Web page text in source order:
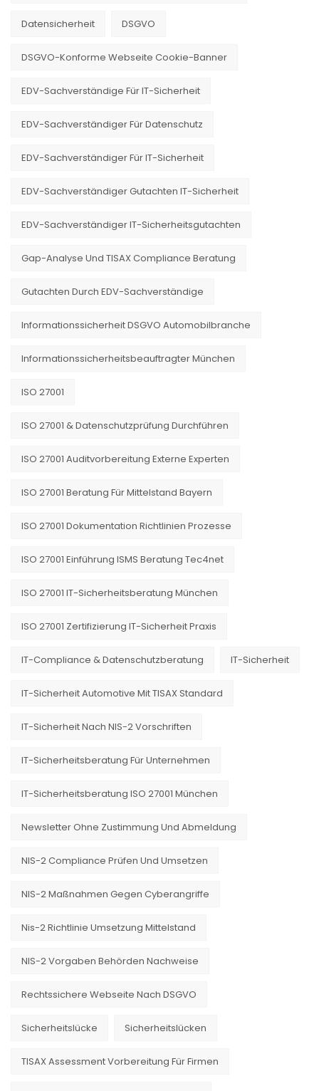
Datensicherheit DSGVO
DSGVO-Konforme Webseite Cookie-Banner
EDV-Sachverständige Für IT-Sicherheit
EDV-Sachverständiger Für Datenschutz
EDV-Sachverständiger Für IT-Sicherheit
EDV-Sachverständiger Gutachten IT-Sicherheit
EDV-Sachverständiger IT-Sicherheitsgutachten
Gap-Analyse Und TISAX Compliance Beratung
Gutachten Durch EDV-Sachverständige
Informationssicherheit DSGVO Automobilbranche
Informationssicherheitsbeauftragter München
ISO 27001
ISO 27001 & Datenschutzprüfung Durchführen
ISO 27001 Auditvorbereitung Externe Experten
ISO 27001 Beratung Für Mittelstand Bayern
ISO 27001 Dokumentation Richtlinien Prozesse
ISO 27001 Einführung ISMS Beratung Tec4net
ISO 27001 IT-Sicherheitsberatung München
ISO 27001 Zertifizierung IT-Sicherheit Praxis
IT-Compliance & Datenschutzberatung IT-Sicherheit
IT-Sicherheit Automotive Mit TISAX Standard
IT-Sicherheit Nach NIS-2 Vorschriften
IT-Sicherheitsberatung Für Unternehmen
IT-Sicherheitsberatung ISO 27001 München
Newsletter Ohne Zustimmung Und Abmeldung
NIS-2 Compliance Prüfen Und Umsetzen
NIS-2 Maßnahmen Gegen Cyberangriffe
Nis-2 Richtlinie Umsetzung Mittelstand
NIS-2 Vorgaben Behörden Nachweise
Rechtssichere Webseite Nach DSGVO
Sicherheitslücke Sicherheitslücken
TISAX Assessment Vorbereitung Für Firmen